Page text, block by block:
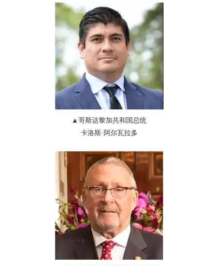
▲ 哥斯达黎加共和国总统
卡洛斯· 阿尔瓦拉多